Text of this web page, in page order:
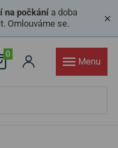
na počkánía doba
Omlouváme se.
0
Menu